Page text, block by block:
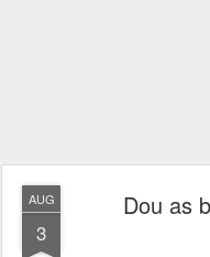
AUG
3
Dou as